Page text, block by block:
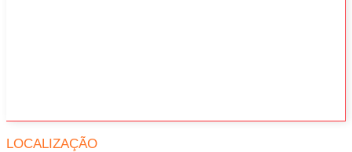
LOCALIZAÇÃO